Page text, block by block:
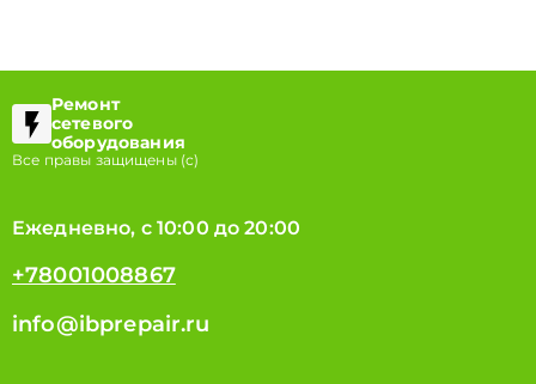
Ремонт
сетевого
оборудования
Все правы защищены (с)
Ежедневно, с 10:00 до 20:00
+78001008867
info@ibprepair.ru